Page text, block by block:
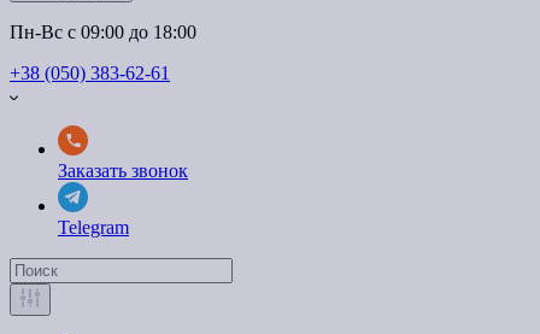
Пн-Вс с 09:00 до 18:00
+38 (050) 383-62-61
Заказать звонок
Telegram